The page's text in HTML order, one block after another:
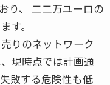
り、 二二万ユーロの
す。
りのネットワーク
現時点では計画通
敗する危険性も低